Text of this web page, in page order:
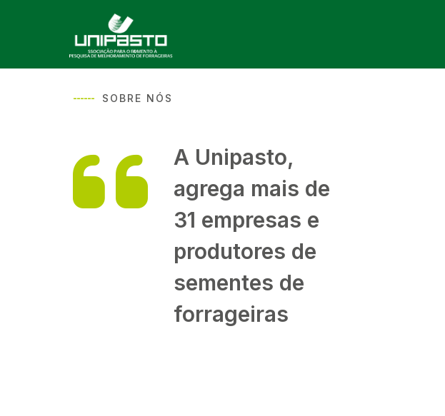
------ SOBRE NÓS
A Unipasto,
agrega mais de
31 empresas e
produtores de
sementes de
forrageiras